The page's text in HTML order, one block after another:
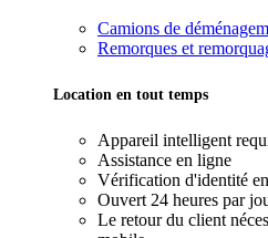
Camions de
Remorques et
Location en tout temps
Appareil intelligent
Assistance en ligne
Vérification d'identité
Ouvert 24 heures par
Le retour du client